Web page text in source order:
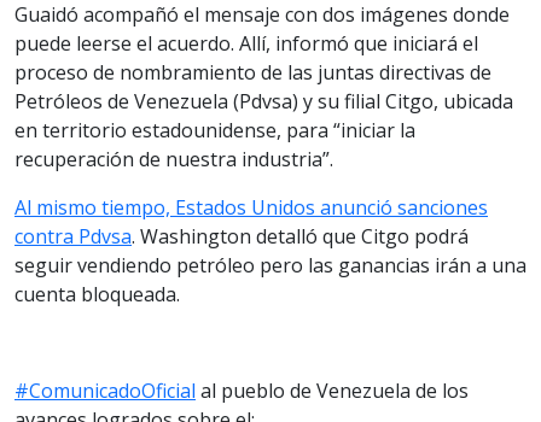
Guaidó acompañó el mensaje con dos imágenes donde
puede leerse el acuerdo. Allí, informó que iniciará el
proceso de nombramiento de las juntas directivas de
Petróleos de Venezuela (Pdvsa) y su filial Citgo, ubicada
en territorio estadounidense, para “iniciar la
recuperación de nuestra industria”.
Al mismo tiempo, Estados Unidos anunció sanciones
contra Pdvsa. Washington detalló que Citgo podrá
seguir vendiendo petróleo pero las ganancias irán a una
cuenta bloqueada.
#ComunicadoOficial al pueblo de Venezuela de los